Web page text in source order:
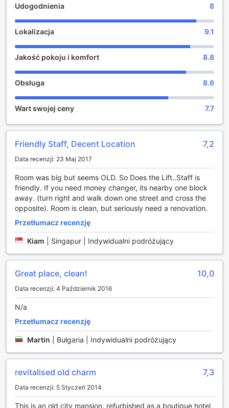
Udogodnienia w A Hotel w Buenos Aires
A Hotel w Buenos Aires to miejsce, które łączy komfort z
nowoczesnymi udogodnieniami, zapewniając gościom
wyjątkowe doświadczenie. Nasza profesjonalna obsługa
concierge jest zawsze do dyspozycji, gotowa, aby pomóc
transportu. Dzięki temu, każdy pobyt staje się łatwiejszy i
bardziej przyjemny, a goście mogą w pełni cieszyć się
urokami stolicy Argentyny.
W całym obiekcie zapewniamy bezpłatne Wi-Fi, co
przestrzeniach publicznych, jak i w pokojach. Dzięki temu,
nasi goście mogą pozostawać w kontakcie z bliskimi lub
pracować zdalnie, ciesząc się jednocześnie komfortem
swojego pokoju. Dodatkowo, oferujemy przechowalnię
bagażu oraz codzienne sprzątanie, co sprawia, że pobyt
staje się jeszcze bardziej komfortowy i bezproblemowy. A
Hotel to idealne miejsce dla tych, którzy szukają wygody i
wysokiej jakości usług w sercu Buenos Aires.
Transport w A Hotel w Buenos Aires
A Hotel w Buenos Aires oferuje swoim gościom wyjątkowe
udogodnienia transportowe, które zapewniają wygodę i
łatwość w podróżowaniu po tętniącej życiem stolicy
Argentyny. Hotel dysponuje własnym centrum
na lotnisko oraz usługi przewozowe do najważniejszych
atrakcji turystycznych w mieście. Dzięki temu goście mogą
bezproblemowo dotrzeć do popularnych miejsc, takich jak
Plaza de Mayo czy dzielnica La Boca, a także skorzystać z
wycieczek po okolicy, które organizowane są przez
profesjonalny personel hotelowy.
Dodatkowo, A Hotel zapewnia dostęp do nowoczesnych
Goście mogą wybierać spośród różnych opcji transportu, w
tym luksusowych limuzyn oraz minibusów, co sprawia, że
każda podróż staje się przyjemnością. Hotel oferuje
również możliwość wynajmu rowerów, co jest idealnym
Udogodnienia 8
Lokalizacja 9.1
Jakość pokoju i komfort 8.8
Obsługa 8.6
Wart swojej ceny 7.7
Friendly Staff, Decent Location 7,2
Data recenzji: 23 Maj 2017
Room was big but seems OLD. So Does the Lift..Staff is
friendly. If you need money changer, its nearby one block
away. (turn right and walk down one street and cross the
opposite). Room is clean, but seriously need a renovation.
Przetłumacz recenzję
Kiam Singapur | Indywidualni podróżujący
Great place, clean! 10,0
Data recenzji: 4 Październik 2016
N/a
Przetłumacz recenzję
Martin Bułgaria | Indywidualni podróżujący
revitalised old charm 7,3
Data recenzji: 5 Styczeń 2014
This is an old city mansion, refurbished as a boutique hotel